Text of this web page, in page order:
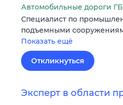
Автомобильные дороги
Специалист по
подъемными
Показать ещё
Откликнуться
Эксперт в области